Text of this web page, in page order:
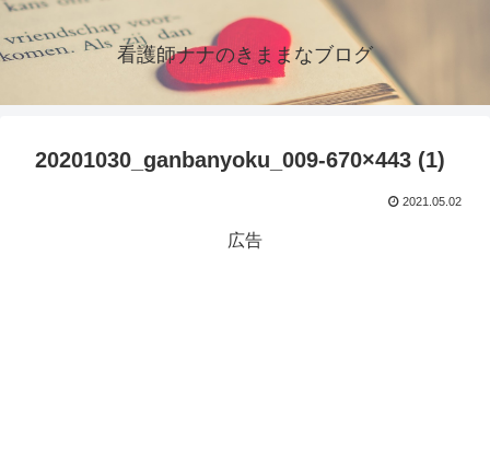
看護師ナナのきままなブログ
20201030_ganbanyoku_009-670×443 (1)
2021.05.02
広告